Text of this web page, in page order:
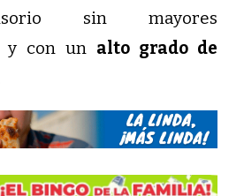
sin mayores
y con un alto grado de